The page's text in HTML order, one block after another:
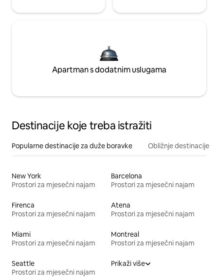
Apartman s dodatnim uslugama
Destinacije koje treba istražiti
Popularne destinacije za duže boravke Obližnje destinacije
New York
Prostori za mjesečni najam
Barcelona
Prostori za mjesečni najam
Firenca
Prostori za mjesečni najam
Atena
Prostori za mjesečni najam
Miami
Prostori za mjesečni najam
Montreal
Prostori za mjesečni najam
Seattle
Prostori za mjesečni najam
Prikaži više